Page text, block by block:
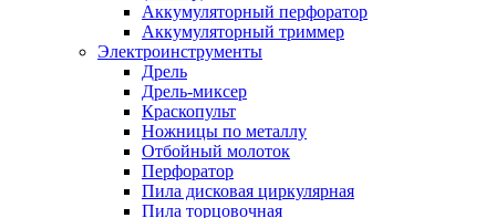
Аккумуляторный перфоратор
Аккумуляторный триммер
Электроинструменты
Дрель
Дрель-миксер
Краскопульт
Ножницы по металлу
Отбойный молоток
Перфоратор
Пила дисковая циркулярная
Пила торцовочная